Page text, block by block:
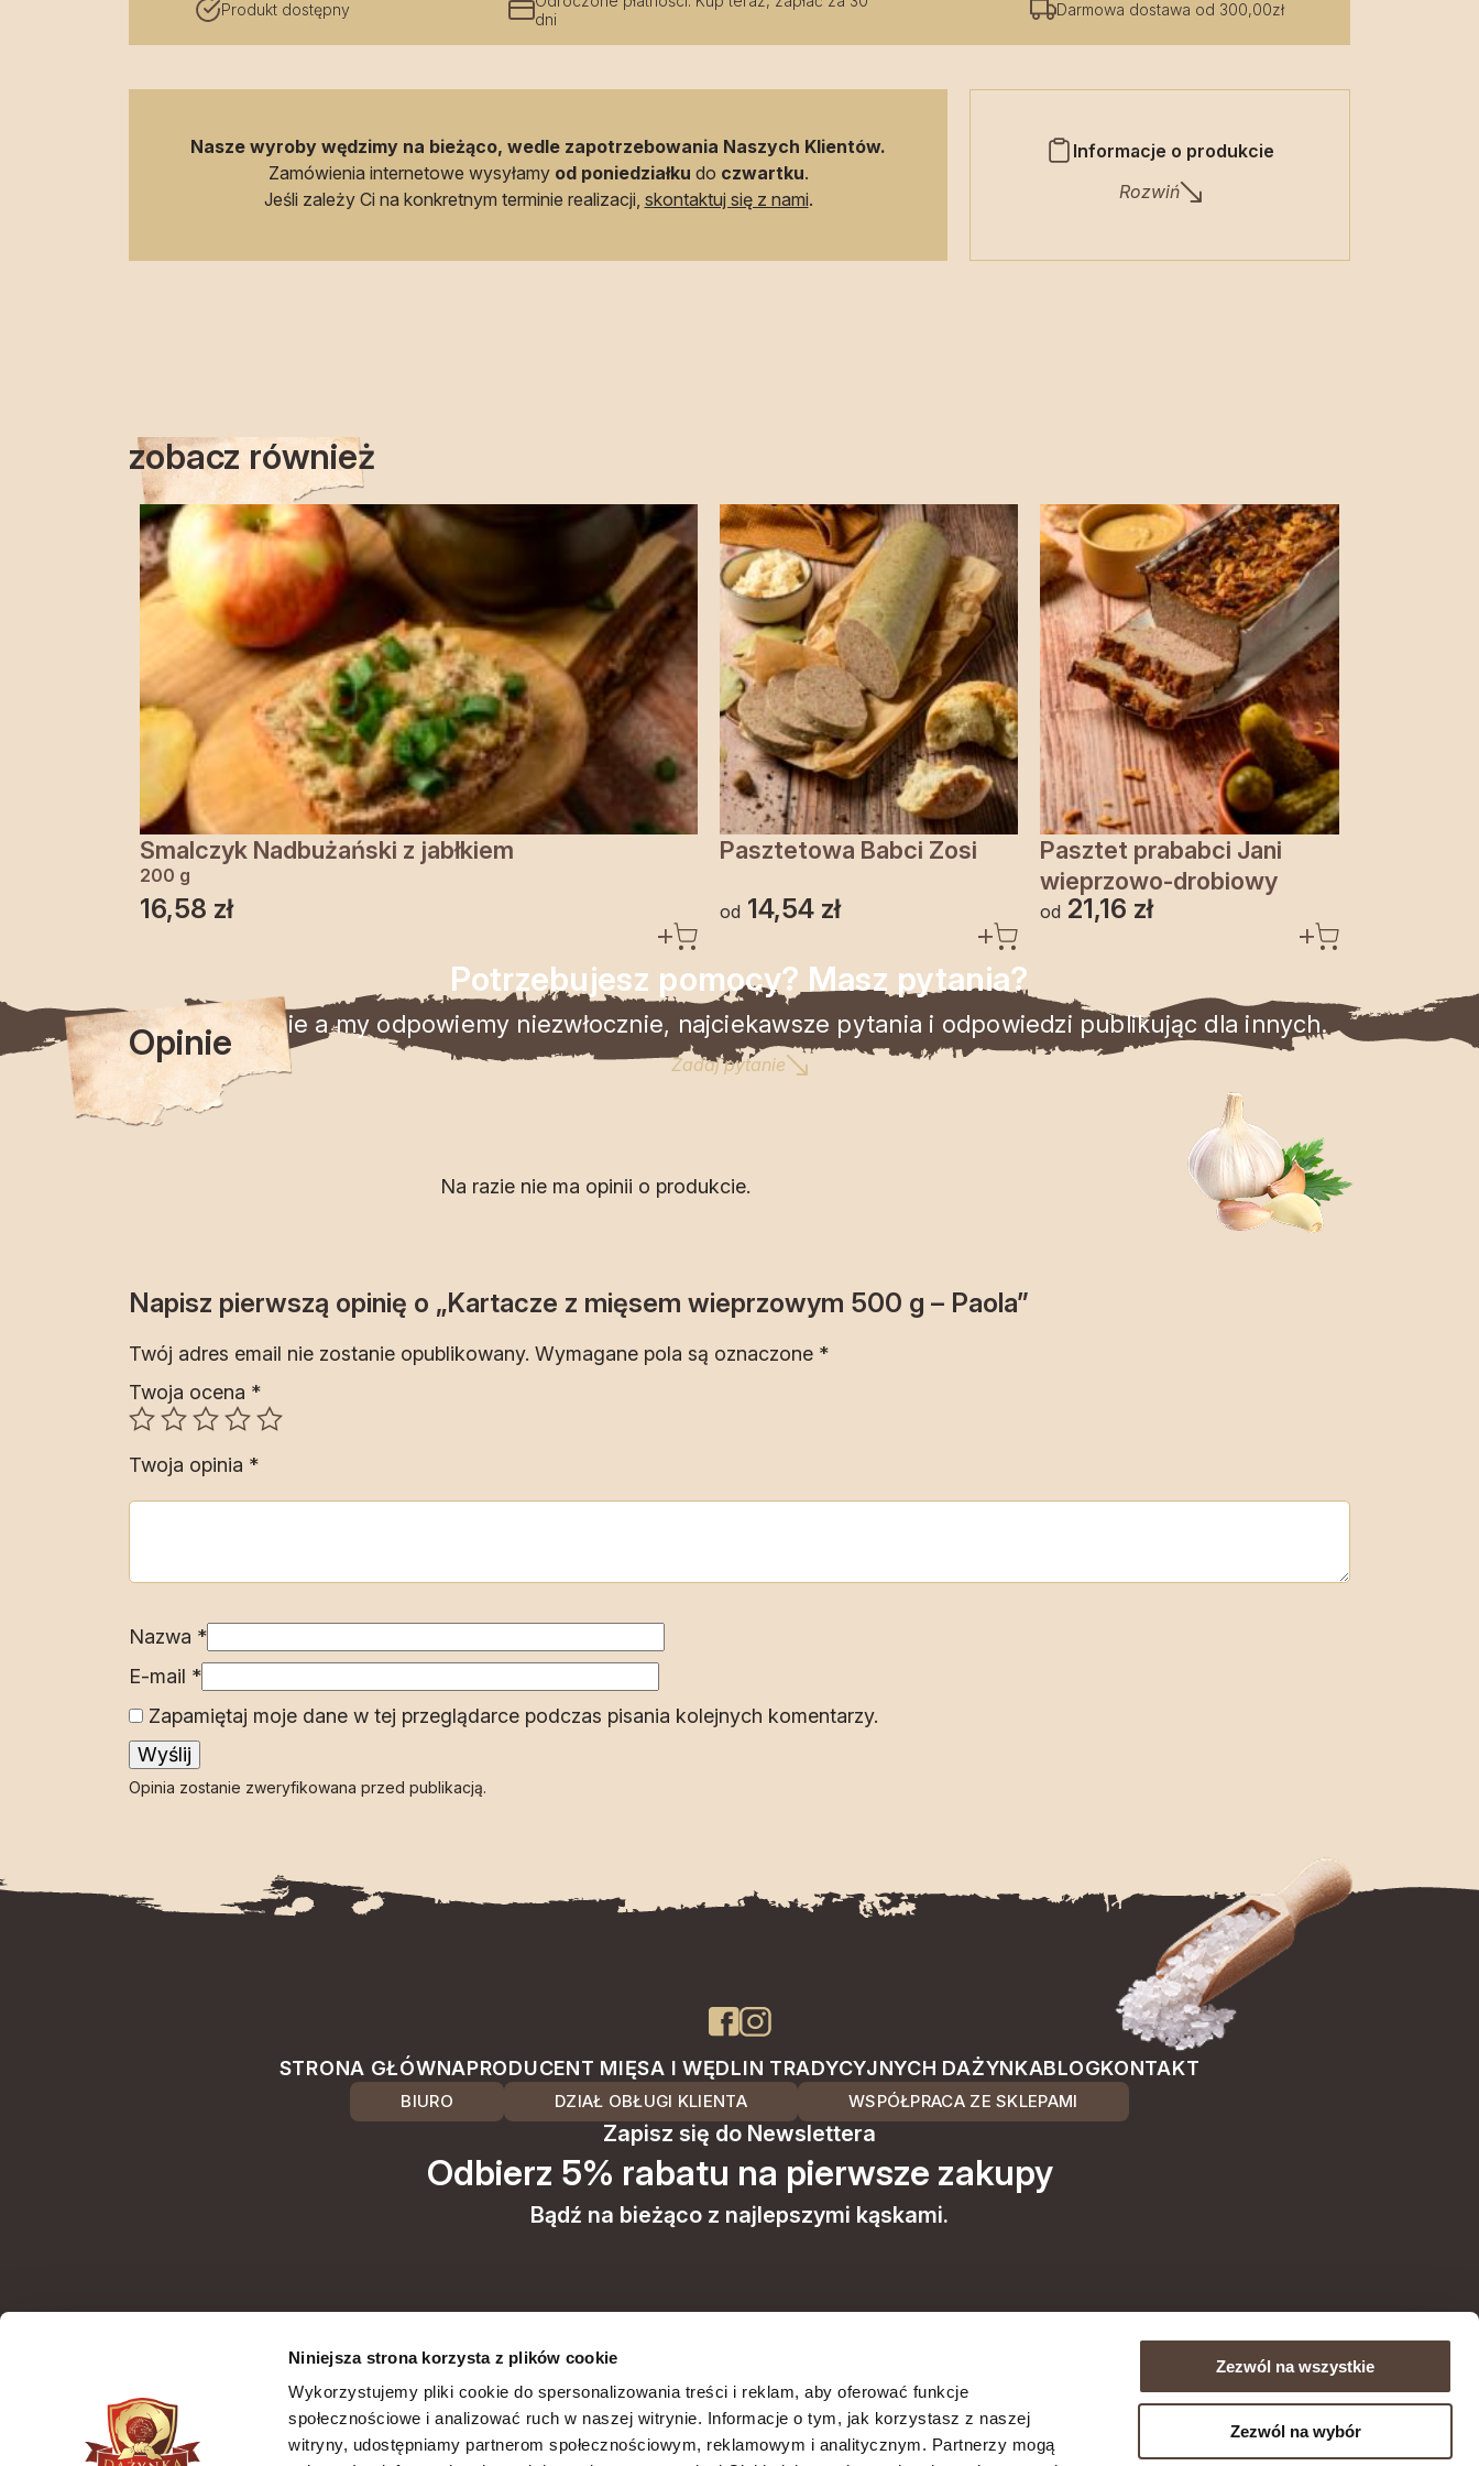
Niniejsza strona korzysta z plików cookie
Wykorzystujemy pliki cookie do spersonalizowania treści i reklam, aby oferować funkcje
społecznościowe i analizować ruch w naszej witrynie. Informacje o tym, jak korzystasz z naszej
witryny, udostępniamy partnerom społecznościowym, reklamowym i analitycznym. Partnerzy mogą
Zezwól na wszystkie
Zezwól na wybór
Produkt dostępny
dni
Darmowa dostawa od 300,00zł
Nasze wyroby wędzimy na bieżąco, wedle zapotrzebowania Naszych Klientów.
Zamówienia internetowe wysyłamy od poniedziałku do czwartku.
Jeśli zależy Ci na konkretnym terminie realizacji, skontaktuj się z nami.
Informacje o produkcie
Rozwiń
zobacz również
Smalczyk Nadbużański z jabłkiem
200 g
16,58 zł
Pasztetowa Babci Zosi
od 14,54 zł
Pasztet prababci Jani
wieprzowo-drobiowy
od 21,16 zł
Potrzebujesz pomocy? Masz pytania?
Zadaj pytanie a my odpowiemy niezwłocznie, najciekawsze pytania i odpowiedzi publikując dla innych.
Zadaj pytanie
Opinie
Na razie nie ma opinii o produkcie.
Napisz pierwszą opinię o „Kartacze z mięsem wieprzowym 500 g – Paola”
Twój adres email nie zostanie opublikowany. Wymagane pola są oznaczone *
Twoja ocena *
Twoja opinia *
Nazwa *
E-mail *
Zapamiętaj moje dane w tej przeglądarce podczas pisania kolejnych komentarzy.
Opinia zostanie zweryfikowana przed publikacją.
STRONA GŁÓWNAPRODUCENT MIĘSA I WĘDLIN TRADYCYJNYCH DAŻYNKABLOGKONTAKT
BIURO DZIAŁ OBŁUGI KLIENTA WSPÓŁPRACA ZE SKLEPAMI
Zapisz się do Newslettera
Odbierz 5% rabatu na pierwsze zakupy
Bądź na bieżąco z najlepszymi kąskami.
Wyrażam zgodę na przetwarzanie moich danych osobowych
(adres e-mail) na potrzeby wysyłki newslettera z informacją
handlową (marketing). Więcej w polityce prywatności.